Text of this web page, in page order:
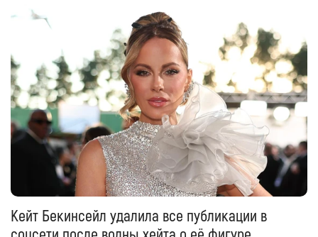
Кейт Бекинсейл удалила все публикации в